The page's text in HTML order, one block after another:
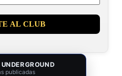
publicadas